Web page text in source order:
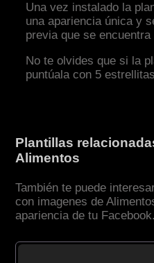
Una vez instalado la
una apariencia única y
previa que se
No te olvides que si la
puntúala con 5
Plantillas
Alimentos
También te puede
con imagenes de
apariencia de tu Facebook.